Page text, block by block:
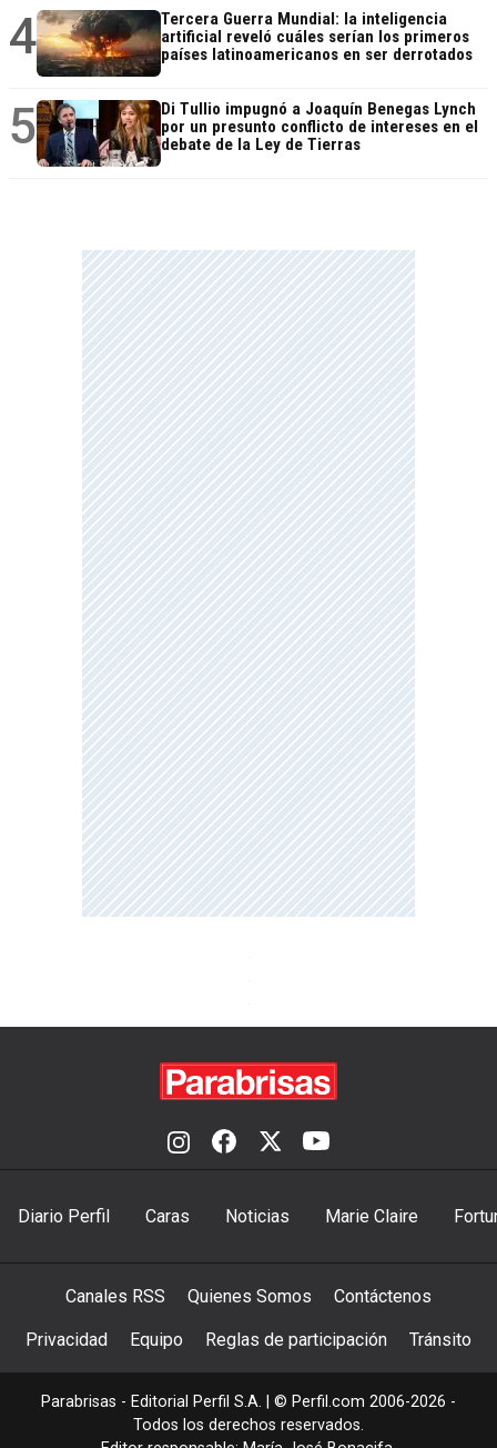
4
Tercera Guerra Mundial: la inteligencia
artificial reveló cuáles serían los primeros
países latinoamericanos en ser derrotados
5
Di Tullio impugnó a Joaquín Benegas Lynch
por un presunto conflicto de intereses en el
debate de la Ley de Tierras
Diario Perfil Caras Noticias Marie Claire
Canales RSS Quienes Somos Contáctenos
Privacidad Equipo Reglas de participación Tránsito
Parabrisas - Editorial Perfil S.A. | © Perfil.com 2006-2026 -
Todos los derechos reservados.